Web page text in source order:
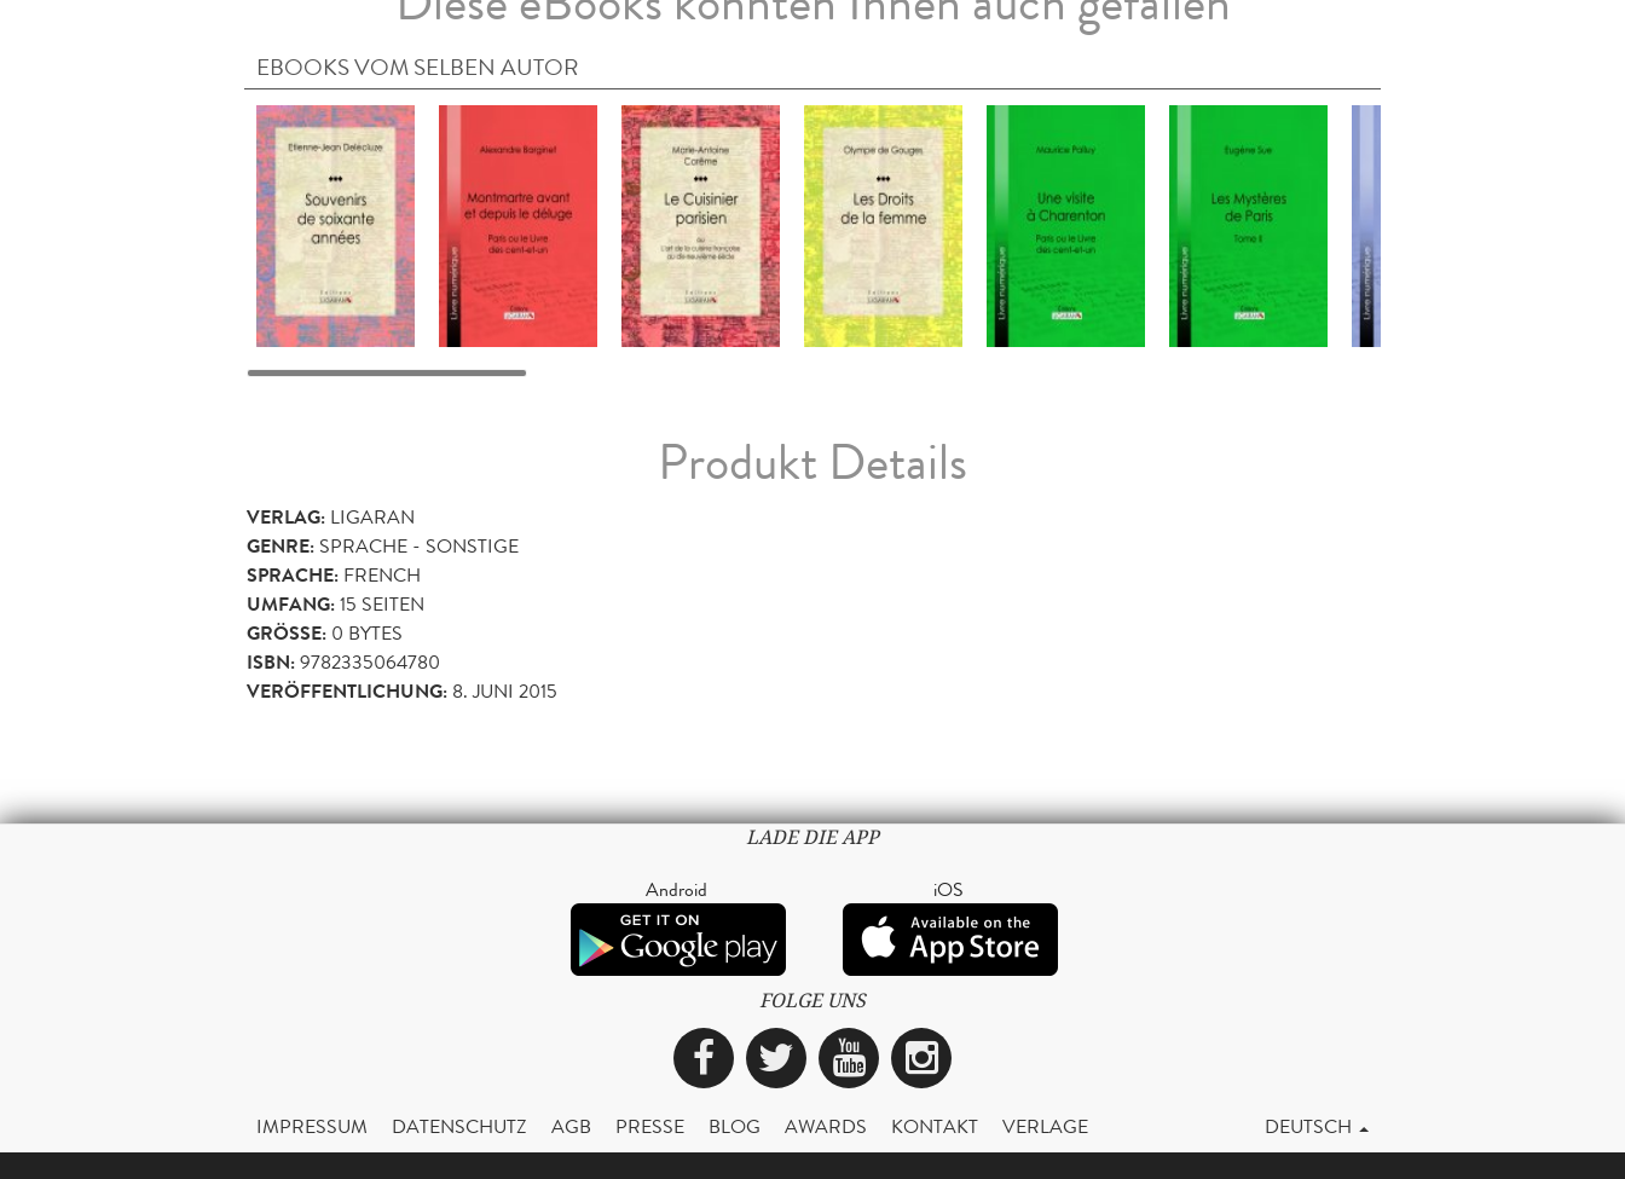
EBOOKS VOM SELBEN AUTOR
Produkt Details
VERLAG: LIGARAN
GENRE: SPRACHE - SONSTIGE
SPRACHE: FRENCH
UMFANG:15 SEITEN
GRÖSSE: 0 BYTES
ISBN:9782335064780
VERÖFFENTLICHUNG: 8. JUNI 2015
LADE DIE APP
Android iOS
FOLGE UNS
Facebook
TwitterYouTubeInstagram
IMPRESSUM DATENSCHUTZ AGB PRESSE BLOG AWARDS KONTAKT VERLAGE DEUTSCH